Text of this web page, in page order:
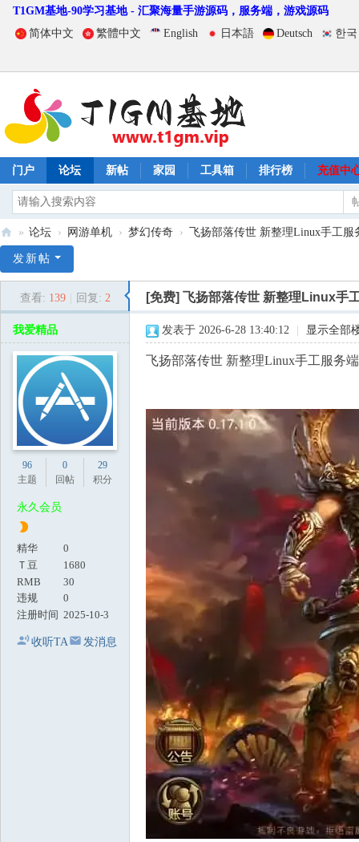
T1GM基地-90学习基地 - 汇聚海量手游源码，服务端，游戏源码
简体中文
繁體中文 English 日本語 Deutsch 한
门户 论坛 新帖 家园 工具箱 排行榜 充值中
1
» 论坛 › 网游单机 › 梦幻传奇 › 飞扬部落传世 新整理Linux手工服
发新帖
查看: 139 回复: 2 [免费] 飞扬部落传世 新整理Linux手
我爱精品
96
主题
0
回帖
29
积分
永久会员
精华
0
Ｔ豆
1680
RMB
30
违规
0
注册时间 2025-10-3
收听TA 发消息
发表于 2026-6-28 13:40:12 显示全部
飞扬部落传世 新整理Linux手工服务端